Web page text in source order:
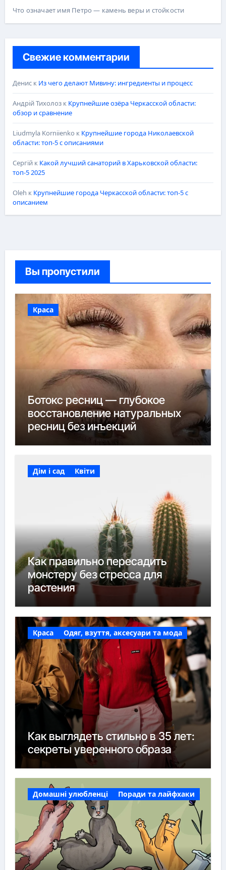
Что означает имя Петро — камень веры и стойкости
Свежие комментарии
Дениск Из чего делают Мивину: ингредиенты и процесс
Андрій Тихолозк Крупнейшие озёра Черкасской области:
обзор и сравнение
Liudmyla Korniienko к Крупнейшие города Николаевской
области: топ-5 с описаниями
Сергійк Какой лучший санаторий в Харьковской области:
топ-5 2025
Oleh к Крупнейшие города Черкасской области: топ-5 с
описанием
Вы пропустили
Краса
Ботокс ресниц — глубокое
восстановление натуральных
ресниц без инъекций
Дім і сад Квіти
Как правильно пересадить
монстеру без стресса для
растения
Краса Одяг, взуття, аксесуари та мода
Как выглядеть стильно в 35 лет:
секреты уверенного образа
Домашні улюбленці Поради та лайфхаки